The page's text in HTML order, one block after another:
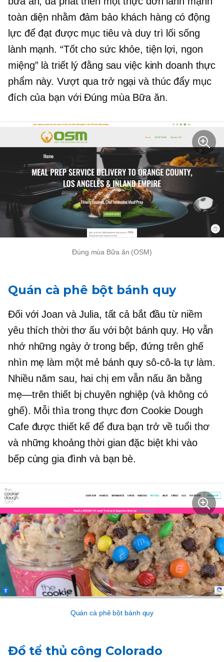
toàn diện nhằm đảm bảo khách hàng có động
lực để đạt được mục tiêu và duy trì lối sống
lành mạnh. “Tốt cho sức khỏe, tiện lợi, ngon
miệng” là triết lý đằng sau việc kinh doanh thực
phẩm này. Vượt qua trở ngại và thúc đẩy mục
đích của bạn vớiĐúng mùaBữa ăn.
Đúng mùa Bữa ăn (OSM)
Quán cà phê bột bánh quy
Đối với Joan và Julia, tất cả bắt đầu từ niềm
yêu thích thời thơ ấu với bột bánh quy. Họ vẫn
nhớ những ngày ở trong bếp, đứng trên ghế
nhìn mẹ làm một mẻ bánh quy sô-cô-la tự làm.
Nhiều năm sau, hai chị em vẫn nấu ăn bằng
mẹ—trên thiết bị chuyên nghiệp (và không có
ghế). Mỗi thìa trong thực đơn Cookie Dough
Cafe được thiết kế để đưa bạn trở về tuổi thơ
và những khoảng thời gian đặc biệt khi vào
bếp cùng gia đình và bạn bè.
Quán cà phê bột bánh quy
Đồ tể thủ công Colorado